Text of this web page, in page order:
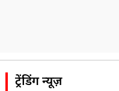
ट्रेंडिंग न्यूज़